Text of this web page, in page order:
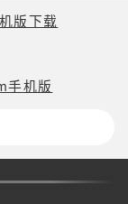
版下载
手机版